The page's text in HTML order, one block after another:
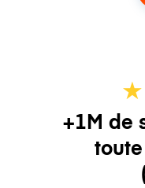
★
+1M de